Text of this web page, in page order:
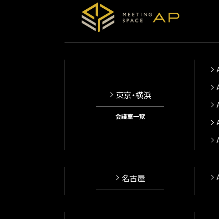
東京・横浜
会議室一覧
名古屋